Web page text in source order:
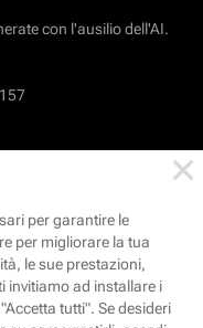
con l'ausilio dell'AI.